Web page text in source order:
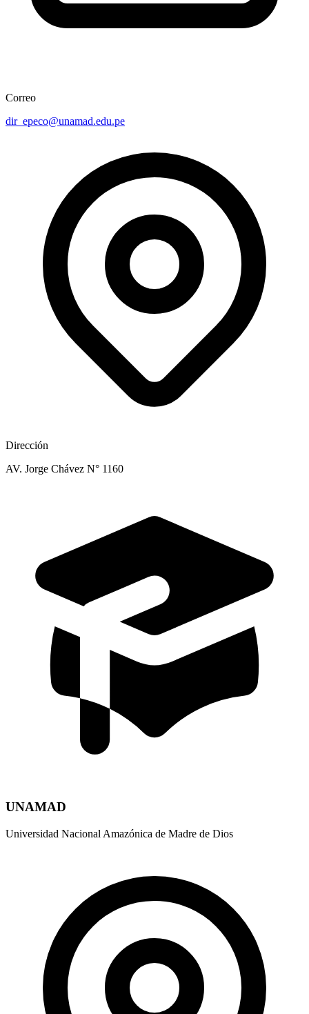
Correo
dir_epeco@unamad.edu.pe
Dirección
AV. Jorge Chávez N° 1160
UNAMAD
Universidad Nacional Amazónica de Madre de Dios